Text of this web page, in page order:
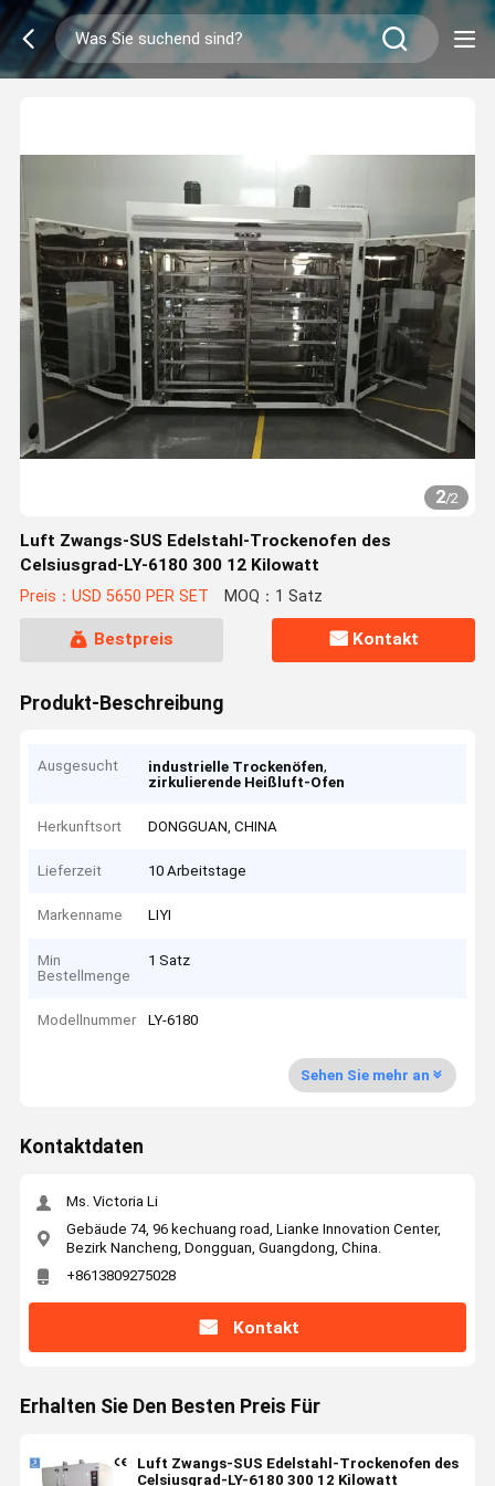
2/2
Luft Zwangs-SUS Edelstahl-Trockenofen des
Celsiusgrad-LY-6180 300 12 Kilowatt
Preis：USD 5650 PER SET MOQ：1 Satz
Bestpreis Kontakt
Produkt-Beschreibung
Ausgesucht industrielle Trockenöfen,
zirkulierende Heißluft-Ofen
Herkunftsort DONGGUAN, CHINA
Lieferzeit 10 Arbeitstage
Markenname LIYI
Min
Bestellmenge
1 Satz
Modellnummer LY-6180
Sehen Sie mehr an
Kontaktdaten
Ms. Victoria Li
Gebäude 74, 96 kechuang road, Lianke Innovation Center,
Bezirk Nancheng, Dongguan, Guangdong, China.
+8613809275028
Kontakt
Erhalten Sie Den Besten Preis Für
Luft Zwangs-SUS Edelstahl-Trockenofen des
Celsiusgrad-LY-6180 300 12 Kilowatt